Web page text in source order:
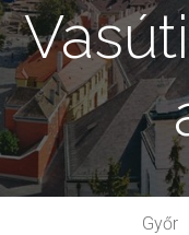
Győr